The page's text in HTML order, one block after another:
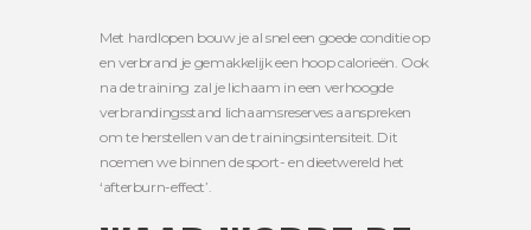
Met hardlopen bouw je al snel een goede conditie op
en verbrand je gemakkelijk een hoop calorieën. Ook
na de training zal je lichaam in een verhoogde
verbrandingsstand lichaamsreserves aanspreken
om te herstellen van de trainingsintensiteit. Dit
noemen we binnen de sport- en dieetwereld het
‘afterburn-effect’.